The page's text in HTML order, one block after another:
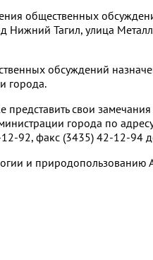
общественных
Нижний Тагил, улица
обсуждений
города.
представить свои
города по
92, факс (3435) 42-12-94
и природопользованию